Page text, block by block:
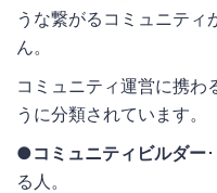
うな繋がるコミュニテ
ん。
コミュニティ運営に携わ
うに分類されています。
●コミュニティビルダー
る人。